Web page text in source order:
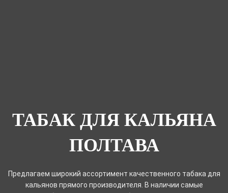
ТАБАК ДЛЯ КАЛЬЯНА
ПОЛТАВА
Предлагаем широкий ассортимент качественного табака для
кальянов прямого производителя. В наличии самые